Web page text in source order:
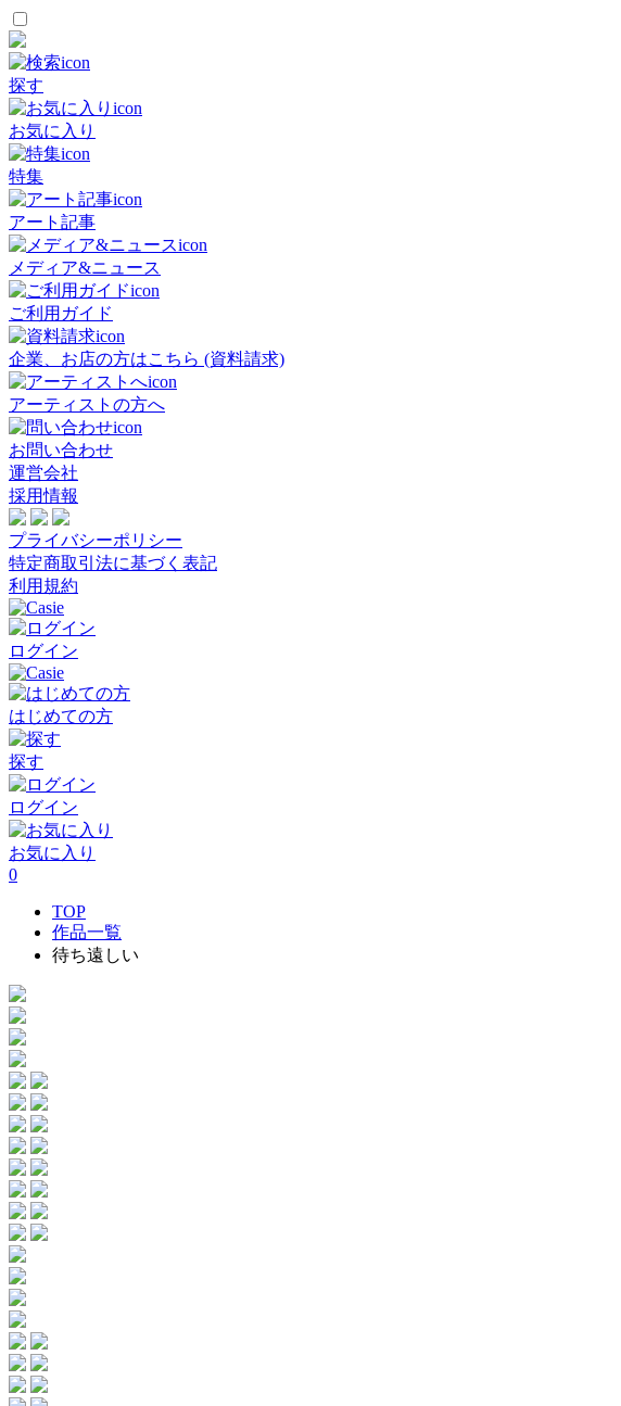
探す
お気に入り
特集
アート記事
メディア&ニュース
ご利用ガイド
企業、お店の方はこちら (資料請求)
アーティストの方へ
お問い合わせ
運営会社
採用情報
プライバシーポリシー
特定商取引法に基づく表記
利用規約
ログイン
はじめての方
探す
ログイン
お気に入り
0
TOP
作品一覧
待ち遠しい